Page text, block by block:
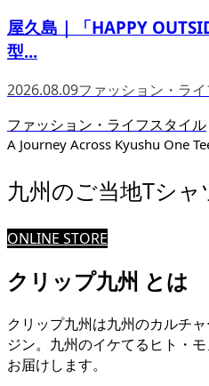
屋久島｜「HAPPY
型...
2026.08.09ファッション・ラ
ファッション・ライフスタイル
A Journey Across Kyushu One
九州のご当地Tシ
ONLINE STORE
クリップ九州 とは
クリップ九州は九州のカルチ
ジン。九州のイケてるヒト・
お届けします。